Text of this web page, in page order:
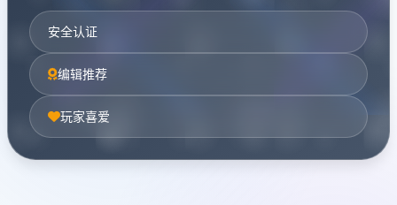
安全认证
编辑推荐
玩家喜爱